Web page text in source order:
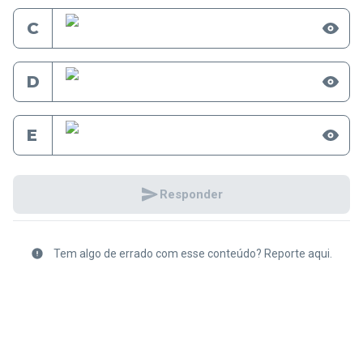
C
D
E
Responder
Tem algo de errado com esse conteúdo? Reporte aqui.